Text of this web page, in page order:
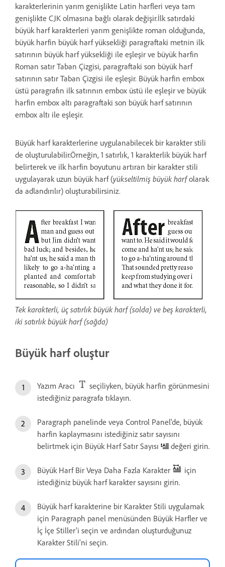
karakterlerinin yarım genişlikte Latin harfleri veya tam
genişlikte CJK olmasına bağlı olarak değişir.İlk satırdaki
büyük harf karakterleri yarım genişlikte roman olduğunda,
büyük harfin büyük harf yüksekliği paragraftaki metnin ilk
satırının büyük harf yüksekliği ile eşleşir ve büyük harfin
Roman satır Taban Çizgisi, paragraftaki son büyük harf
satırının satır Taban Çizgisi ile eşleşir. Büyük harfin embox
üstü paragrafın ilk satırının embox üstü ile eşleşir ve büyük
harfin embox altı paragraftaki son büyük harf satırının
embox altı ile eşleşir.
Büyük harf karakterlerine uygulanabilecek bir karakter stili
de oluşturulabilir.Örneğin, 1 satırlık, 1 karakterlik büyük harf
belirterek ve ilk harfin boyutunu artıran bir karakter stili
uygulayarak uzun büyük harf (yükseltilmiş büyük harfolarak
da adlandırılır) oluşturabilirsiniz.
Tek karakterli, üç satırlık büyük harf (solda) ve beş karakterli,
iki satırlık büyük harf (sağda)
Büyük harf oluştur
Yazım Aracı
seçiliyken, büyük harfin görünmesini
istediğiniz paragrafa tıklayın.
Paragraph panelinde veya Control Panel'de, büyük
harfin kaplaymasını istediğiniz satır sayısını
belirtmek için Büyük Harf Satır Sayısı
değeri girin.
Büyük Harf Bir Veya Daha Fazla Karakter
için
istediğiniz büyük harf karakter sayısını girin.
Büyük harf karakterine bir Karakter Stili uygulamak
için Paragraph panel menüsünden Büyük Harfler ve
İç İçe Stiller'i seçin ve ardından oluşturduğunuz
Karakter Stili'ni seçin.